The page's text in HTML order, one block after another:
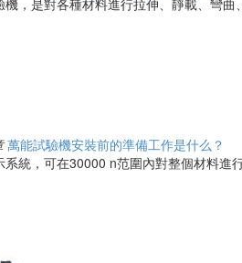
，是對各種材料進行拉伸、靜載、彎
萬能試驗機安裝前的準備工作是什么？
統，可在30000 n范圍內對整個材料